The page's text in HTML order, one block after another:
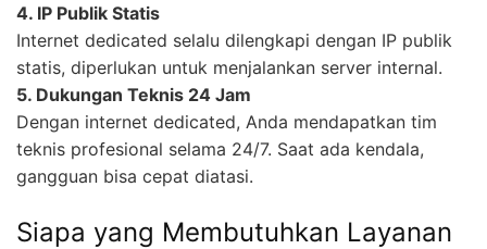
4. IP Publik Statis
Internet dedicated selalu dilengkapi dengan IP publik
statis, diperlukan untuk menjalankan server internal.
5. Dukungan Teknis 24 Jam
Dengan internet dedicated, Anda mendapatkan tim
teknis profesional selama 24/7. Saat ada kendala,
gangguan bisa cepat diatasi.
Siapa yang Membutuhkan Layanan